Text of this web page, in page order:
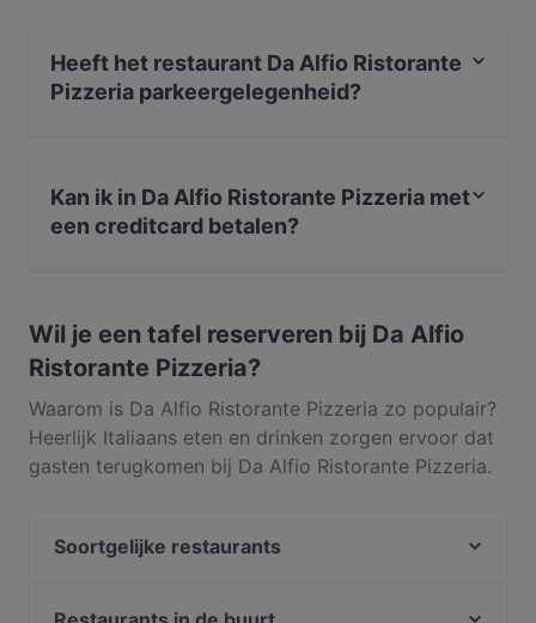
een snelle maaltijd, maar ook heerlijk lang tafelen
met verschillende gangen en goede wijnen. Het eten
Ristorante Pizzeria in het centrum van Wassenaar
hebben ze ook glutenvrije opties.
Heeft het restaurant Da Alfio Ristorante
Pizzeria parkeergelegenheid?
Kan ik in Da Alfio Ristorante Pizzeria met
een creditcard betalen?
Wil je een tafel reserveren bij Da Alfio
Ristorante Pizzeria?
Waarom is Da Alfio Ristorante Pizzeria zo populair?
Heerlijk Italiaans eten en drinken zorgen ervoor dat
gasten terugkomen bij Da Alfio Ristorante Pizzeria.
Mediterraans, Europees. Ontdek wat Da Alfio
restaurants in Wassenaar en reserveer vandaag nog
Soortgelijke restaurants
Il Piacere